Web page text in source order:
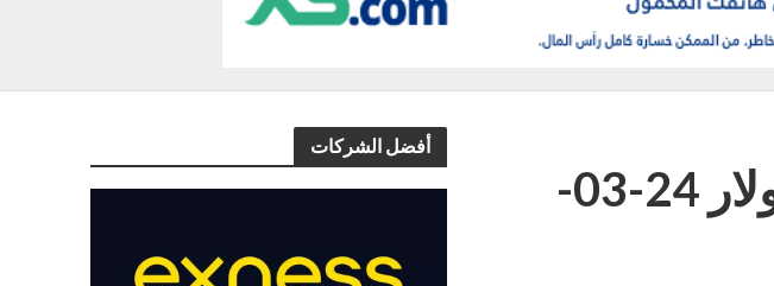
أفضل الشركات
التحليل اليومي لــزوج الذهب مقابل الدولار 24-03-